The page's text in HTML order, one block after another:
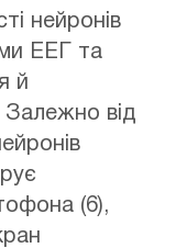
нейронів
ЕЕГ та
й
Залежно від
(6),